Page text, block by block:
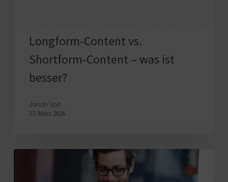
Longform-Content vs.
Shortform-Content – was ist
besser?
Jonah Voit
17. März 2026
Unternehmensstark: